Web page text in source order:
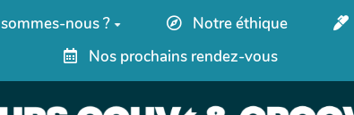
nous ? Notre éthique
Nos prochains rendez-vous